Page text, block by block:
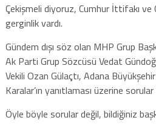
Çekişmeli diyoruz, Cumhur İttifakı ve
gerginlik vardı.
Gündem dışı söz olan MHP Grup
Ak Parti Grup Sözcüsü Vedat
Vekili Ozan Gülaçtı, Adana
Karalar’ın yanıtlaması üzerine
Öyle böyle sorular değil, bildiğiniz